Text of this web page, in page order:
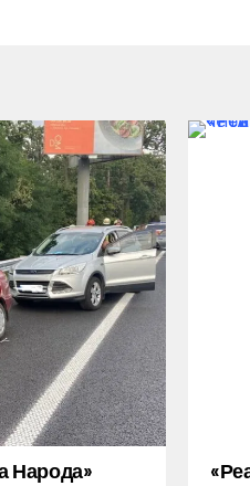
Народа»